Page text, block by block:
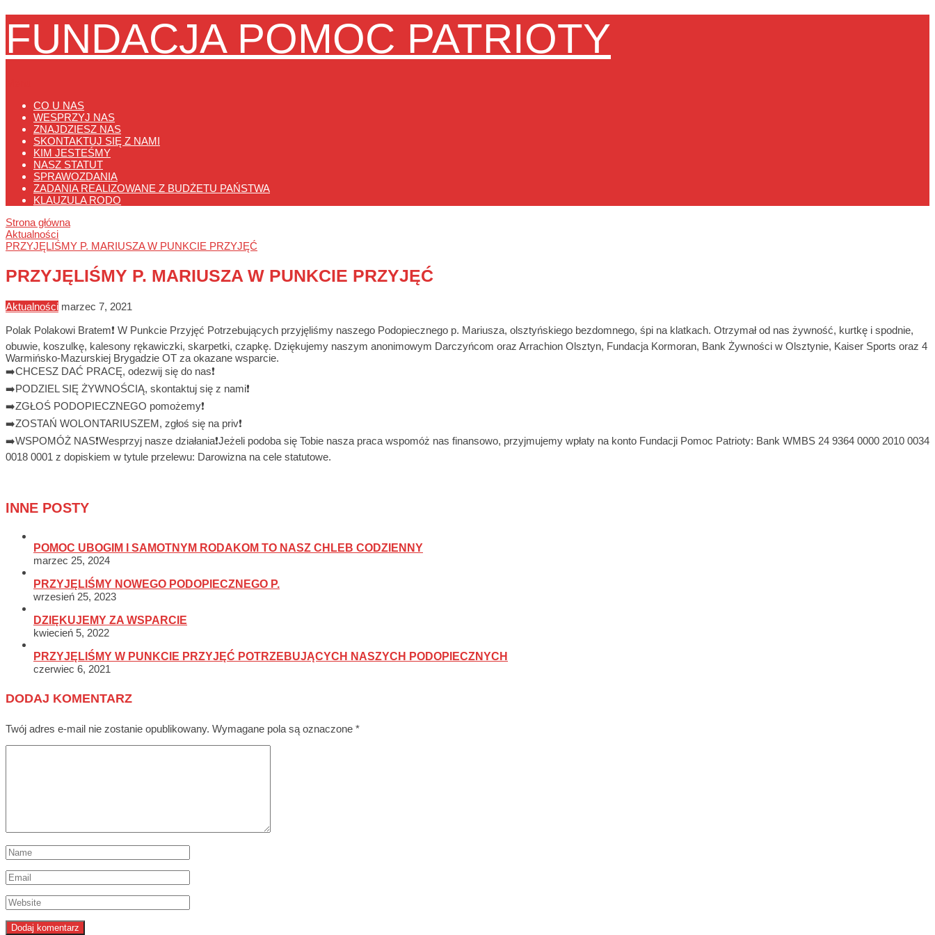
FUNDACJA POMOC PATRIOTY
CO U NAS
WESPRZYJ NAS
ZNAJDZIESZ NAS
SKONTAKTUJ SIĘ Z NAMI
KIM JESTEŚMY
NASZ STATUT
SPRAWOZDANIA
ZADANIA REALIZOWANE Z BUDŻETU PAŃSTWA
KLAUZULA RODO
Strona główna
Aktualności
PRZYJĘLIŚMY P. MARIUSZA W PUNKCIE PRZYJĘĆ
PRZYJĘLIŚMY P. MARIUSZA W PUNKCIE PRZYJĘĆ
Aktualności marzec 7, 2021
Polak Polakowi Bratem❗️ W Punkcie Przyjęć Potrzebujących przyjęliśmy naszego Podopiecznego p. Mariusza, olsztyńskiego bezdomnego, śpi na klatkach. Otrzymał od nas żywność, kurtkę i spodnie,
obuwie, koszulkę, kalesony rękawiczki, skarpetki, czapkę. Dziękujemy naszym anonimowym Darczyńcom oraz Arrachion Olsztyn, Fundacja Kormoran, Bank Żywności w Olsztynie, Kaiser Sports oraz 4
Warmińsko-Mazurskiej Brygadzie OT za okazane wsparcie.
➡️CHCESZ DAĆ PRACĘ, odezwij się do nas❗️
➡️PODZIEL SIĘ ŻYWNOŚCIĄ, skontaktuj się z nami❗️
➡️ZGŁOŚ PODOPIECZNEGO pomożemy❗️
➡️ZOSTAŃ WOLONTARIUSZEM, zgłoś się na priv❗️
➡️WSPOMÓŻ NAS❗️Wesprzyj nasze działania❗️Jeżeli podoba się Tobie nasza praca wspomóż nas finansowo, przyjmujemy wpłaty na konto Fundacji Pomoc Patrioty: Bank WMBS 24 9364 0000 2010 0034
0018 0001 z dopiskiem w tytule przelewu: Darowizna na cele statutowe.
INNE POSTY
POMOC UBOGIM I SAMOTNYM RODAKOM TO NASZ CHLEB CODZIENNY
marzec 25, 2024
PRZYJĘLIŚMY NOWEGO PODOPIECZNEGO P.
wrzesień 25, 2023
DZIĘKUJEMY ZA WSPARCIE
kwiecień 5, 2022
PRZYJĘLIŚMY W PUNKCIE PRZYJĘĆ POTRZEBUJĄCYCH NASZYCH PODOPIECZNYCH
czerwiec 6, 2021
DODAJ KOMENTARZ
Twój adres e-mail nie zostanie opublikowany. Wymagane pola są oznaczone *